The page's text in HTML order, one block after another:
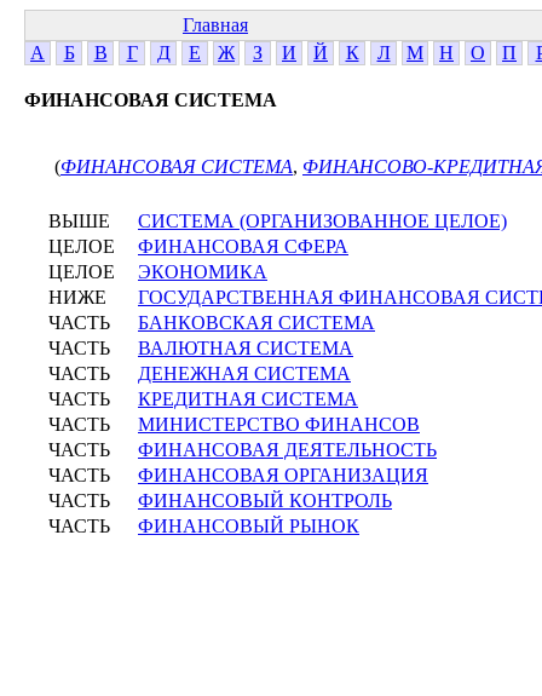
Главная
А
Б В Г Д Е Ж З И Й К Л М Н О П
ФИНАНСОВАЯ СИСТЕМА
(ФИНАНСОВАЯ СИСТЕМА, ФИНАНСОВО-
ВЫШЕ
СИСТЕМА (ОРГАНИЗОВАННОЕ ЦЕЛОЕ)
ЦЕЛОЕ
ФИНАНСОВАЯ СФЕРА
ЦЕЛОЕ
ЭКОНОМИКА
НИЖЕ
ГОСУДАРСТВЕННАЯ ФИНАНСОВАЯ
ЧАСТЬ
БАНКОВСКАЯ СИСТЕМА
ЧАСТЬ
ВАЛЮТНАЯ СИСТЕМА
ЧАСТЬ
ДЕНЕЖНАЯ СИСТЕМА
ЧАСТЬ
КРЕДИТНАЯ СИСТЕМА
ЧАСТЬ
МИНИСТЕРСТВО ФИНАНСОВ
ЧАСТЬ
ФИНАНСОВАЯ ДЕЯТЕЛЬНОСТЬ
ЧАСТЬ
ФИНАНСОВАЯ ОРГАНИЗАЦИЯ
ЧАСТЬ
ФИНАНСОВЫЙ КОНТРОЛЬ
ЧАСТЬ
ФИНАНСОВЫЙ РЫНОК